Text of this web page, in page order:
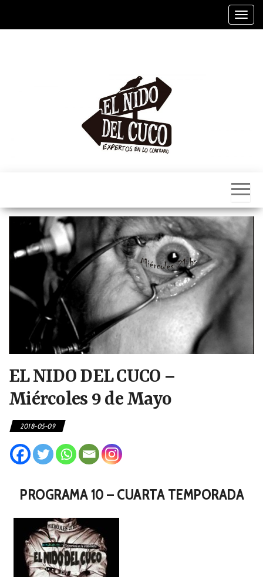
Nido
Del
Cuco
EL NIDO DEL CUCO –
Miércoles 9 de Mayo
2018-05-09
PROGRAMA 10 – CUARTA TEMPORADA